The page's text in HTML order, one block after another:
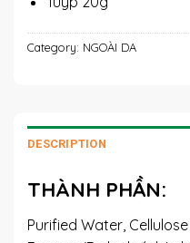
Category: NGOÀI DA
DESCRIPTION
THÀNH PHẦN:
Purified Water,